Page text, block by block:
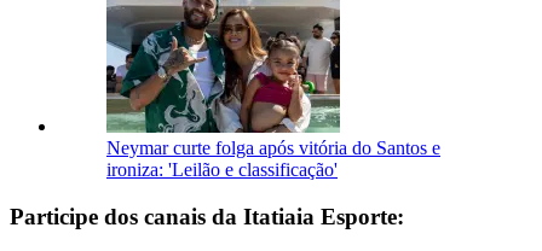
Neymar curte folga após vitória do Santos e
ironiza: 'Leilão e classificação'
Participe dos canais da Itatiaia Esporte: